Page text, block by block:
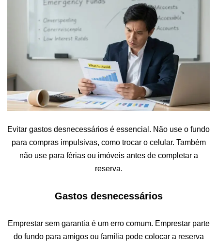
Evitar gastos desnecessários é essencial. Não use o fundo
para compras impulsivas, como trocar o celular. Também
não use para férias ou imóveis antes de completar a
reserva.
Gastos desnecessários
Emprestar sem garantia é um erro comum. Emprestar parte
do fundo para amigos ou família pode colocar a reserva